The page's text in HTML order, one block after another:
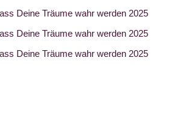
Deine Träume wahr werden 2025
Deine Träume wahr werden 2025
Deine Träume wahr werden 2025